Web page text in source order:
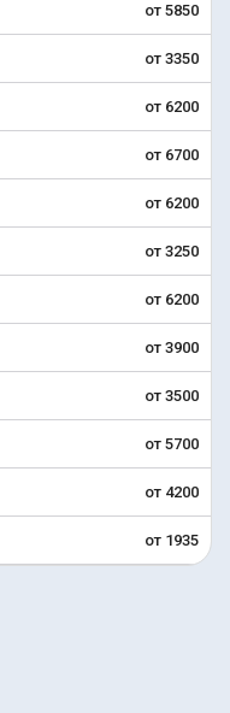
от 5850
от 3350
от 6200
от 6700
от 6200
от 3250
от 6200
от 3900
от 3500
от 5700
от 4200
от 1935